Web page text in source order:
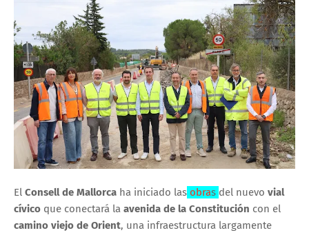
El Consell de Mallorca ha iniciado las obras del nuevo vial
cívico que conectará la avenida de la Constitución con el
camino viejo de Orient, una infraestructura largamente